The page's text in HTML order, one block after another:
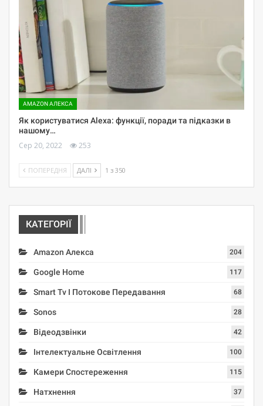
AMAZON АЛЕКСА
Як користуватися Alexa: функції, поради та підказки в
нашому…
Сер 20, 2022 253
ПОПЕРЕДНЯ ДАЛІ 1 з 350
КАТЕГОРІЇ
Amazon Алекса 204
Google Home 117
Smart Tv І Потокове Передавання 68
Sonos 28
Відеодзвінки 42
Інтелектуальне Освітлення 100
Камери Спостереження 115
Натхнення 37